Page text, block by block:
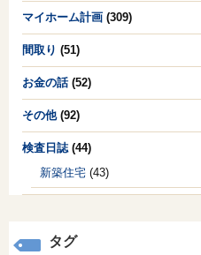
マイホーム計画 (309)
間取り (51)
お金の話(52)
その他(92)
検査日誌(44)
新築住宅 (43)
タグ